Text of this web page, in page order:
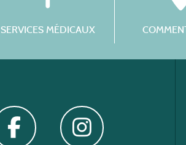
SERVICES MÉDICAUX